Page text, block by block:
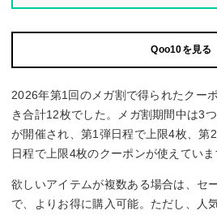
Qoo10を見る
2026年第1回のメガ割で得られたクー
き合計12枚でした。メガ割期間中は3
が開催され、第1弾日程で上限4枚、第
日程で上限4枚のクーポンが使えていま
欲しいアイテムが複数ある場合は、セ
で、よりお得に購入可能。ただし、人